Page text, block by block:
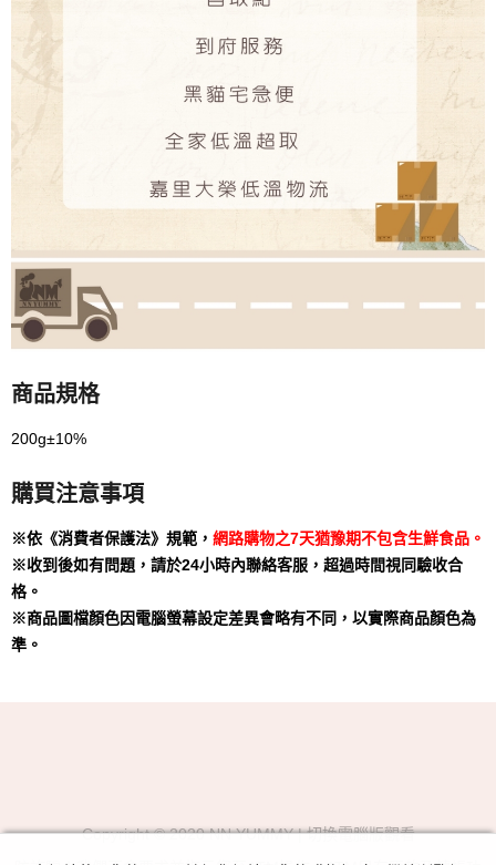
商品規格
200g±10%
購買注意事項
※依《消費者保護法》規範， 網路購物之7天猶豫期不包含生鮮食品。
※收到後如有問題，請於24小時內聯絡客服，超過時間視同驗收合
格。
※商品圖檔顏色因電腦螢幕設定差異會略有不同，以實際商品顏色為
準。
Copyright © 2020 NN YUMMY |切換電腦版觀看